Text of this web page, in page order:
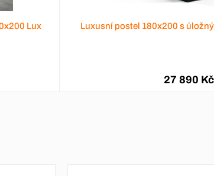
prostorem Oregon Rozkládací
19